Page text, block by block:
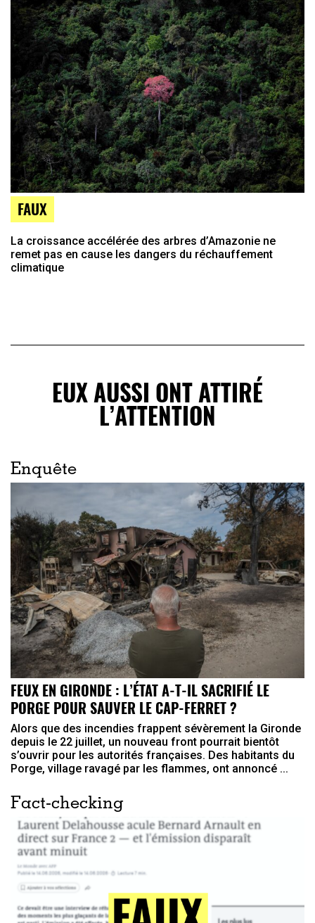
FAUX
La croissance accélérée des arbres d’Amazonie ne
remet pas en cause les dangers du réchauffement
climatique
EUX AUSSI ONT ATTIRÉ
L’ATTENTION
Enquête
FEUX EN GIRONDE : L’ÉTAT A-T-IL SACRIFIÉ LE
PORGE POUR SAUVER LE CAP-FERRET ?
Alors que des incendies frappent sévèrement la Gironde
depuis le 22 juillet, un nouveau front pourrait bientôt
s’ouvrir pour les autorités françaises. Des habitants du
Porge, village ravagé par les flammes, ont annoncé ...
Fact-checking